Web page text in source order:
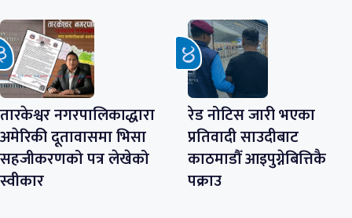
तारकेश्वर नगरपालिकाद्धारा
अमेरिकी दूतावासमा भिसा
सहजीकरणको पत्र लेखेको
स्वीकार
रेड नोटिस जारी भएका
प्रतिवादी साउदीबाट
काठमाडौँ आइपुग्नेबित्तिकै
पक्राउ